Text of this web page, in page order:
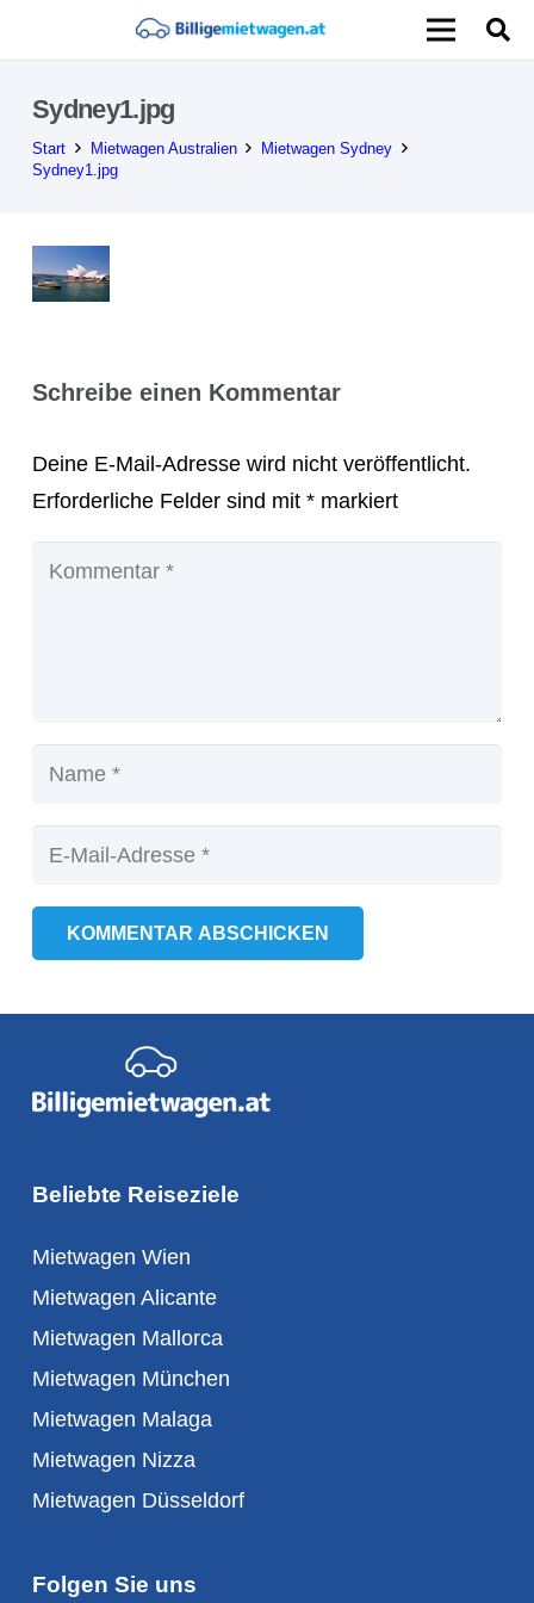
Sydney1.jpg
Start Mietwagen Australien
Mietwagen Sydney
Sydney1.jpg
Schreibe einen Kommentar
Deine E-Mail-Adresse wird nicht veröffentlicht.
Erforderliche Felder sind mit * markiert
KOMMENTAR ABSCHICKEN
Beliebte Reiseziele
Mietwagen Wien
Mietwagen Alicante
Mietwagen Mallorca
Mietwagen München
Mietwagen Malaga
Mietwagen Nizza
Mietwagen Düsseldorf
Folgen Sie uns